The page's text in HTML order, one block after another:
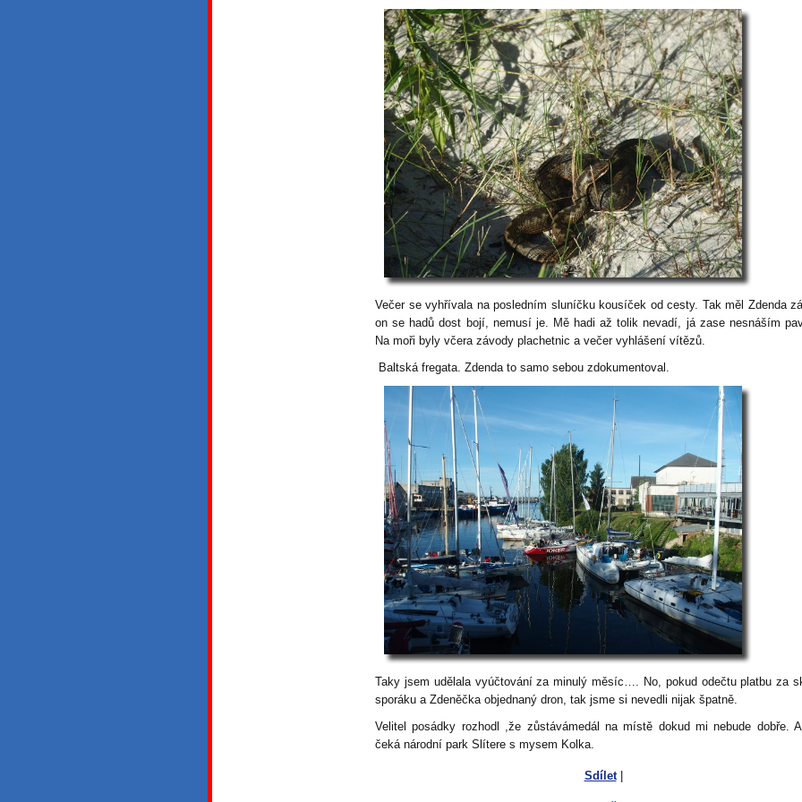
Večer se vyhřívala na posledním sluníčku kousíček od cesty. Tak měl Zdenda
on se hadů dost bojí, nemusí je. Mě hadi až tolik nevadí, já zase nesnáším
Na moři byly včera závody plachetnic a večer vyhlášení vítězů.
Baltská fregata. Zdenda to samo sebou zdokumentoval.
Taky jsem udělala vyúčtování za minulý měsíc…. No, pokud odečtu platbu za
sporáku a Zdeněčka objednaný dron, tak jsme si nevedli nijak špatně.
Velitel posádky rozhodl ,že zůstávámedál na místě dokud mi nebude dobře.
čeká národní park Slítere s mysem Kolka.
Sdílet